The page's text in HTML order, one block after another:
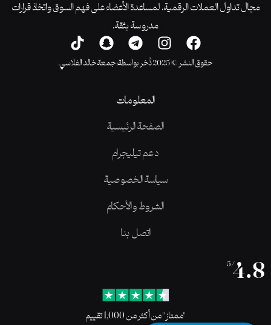
مجال تداول العملات الرقمية، لمساعدة الأعضاء على فهم السوق واتخاذ قرارات
مدروسة بثقة.
حقوق النشر © 2025 ذُخر بواسطة: جمعة خالد الفلاسي.
المعلومات
الصفحة الرئيسية
دعم تيليجرام
سياسة الخصوصية
الشروط والأحكام
اتصل بنا
4.8
/5
"ممتاز" من أكثر من 1,000 تقييم